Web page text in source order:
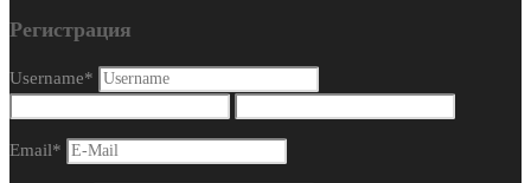
Регистрация
Username*
Email*